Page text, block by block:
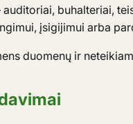
buhalteriai,
įsigijimui arba
duomenų ir